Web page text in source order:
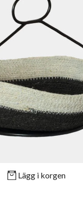
Lägg i korgen